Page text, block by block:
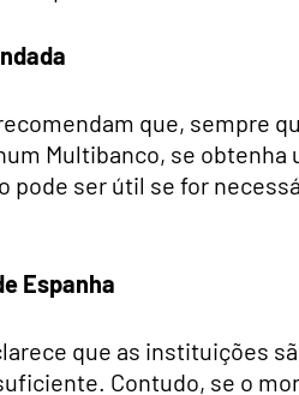
que, sempre
Multibanco, se
pode ser útil se for
Espanha
que as instituições
Contudo, se o